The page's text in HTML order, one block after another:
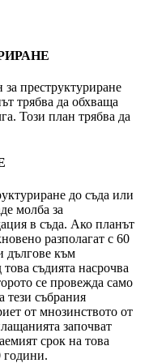
преструктуриране
трябва да обхваща
Този план трябва да
до съда или
молба за
в съда. Ако планът
разполагат с 60
дългове към
съдията насрочва
се провежда само
тези събрания
от мнозинството от
започват
срок на това
години.